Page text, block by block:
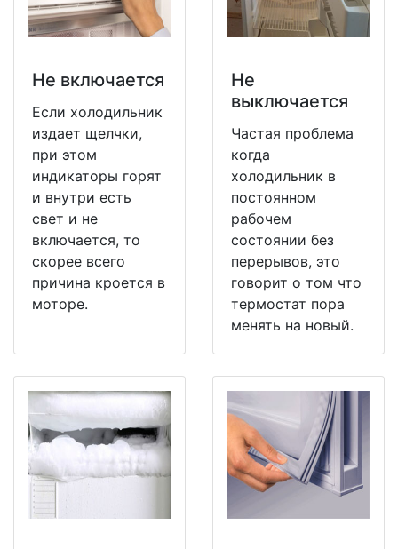
Не включается
Если холодильник
издает щелчки,
при этом
индикаторы горят
и внутри есть
свет и не
включается, то
скорее всего
причина кроется в
моторе.
Не
выключается
Частая проблема
когда
холодильник в
постоянном
рабочем
состоянии без
перерывов, это
говорит о том что
термостат пора
менять на новый.